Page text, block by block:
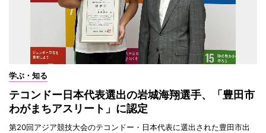
学ぶ・知る
テコンドー日本代表選出の岩城海翔選手、「豊田市
わがまちアスリート」に認定
第20回アジア競技大会のテコンドー・日本代表に選出された豊田市出